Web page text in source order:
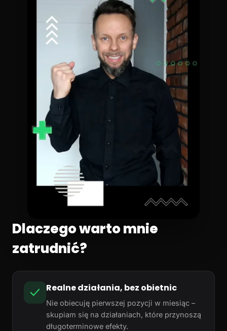
Dlaczego warto mnie
zatrudnić?
Realne działania, bez obietnic
Nie obiecuję pierwszej pozycji w miesiąc –
skupiam się na działaniach, które przynoszą
długoterminowe efekty.